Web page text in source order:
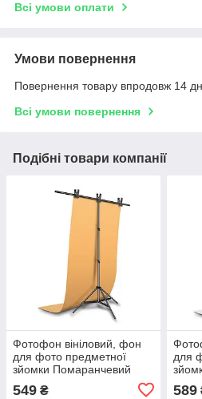
Всі умови оплати
Умови повернення
Повернення товару впродовж 14
Всі умови повернення
Подібні товари компанії
Фотофон вініловий, фон
для фото предметної
зйомки Помаранчевий
549 ₴
для
589